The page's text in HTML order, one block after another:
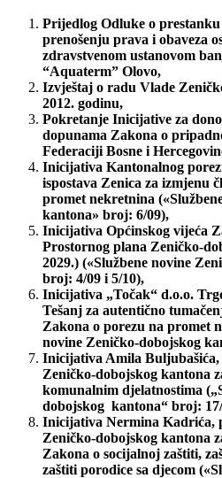
Prijedlog Odluke o
prenošenju prava i obaveza
zdravstvenom ustanovom
“Aquaterm” Olovo,
Izvještaj o radu Vlade
2012. godinu,
Pokretanje Inicijative za
dopunama Zakona o
Federaciji Bosne i
Inicijativa Kantonalnog
ispostava Zenica za izmjenu
promet nekretnina
kantona» broj: 6/09),
Inicijativa Općinskog vijeća
Prostornog plana Zeničko-
2029.) («Službene novine
broj: 4/09 i 5/10),
Inicijativa „Točak“ d.o.o.
Tešanj za autentično
Zakona o porezu na promet
novine Zeničko-dobojskog
Inicijativa Amila
Zeničko-dobojskog kantona
komunalnim djelatnostima
dobojskog kantona“ broj:
Inicijativa Nermina Kadrića,
Zeničko-dobojskog kantona
Zakona o socijalnoj zaštiti,
zaštiti porodice sa djecom